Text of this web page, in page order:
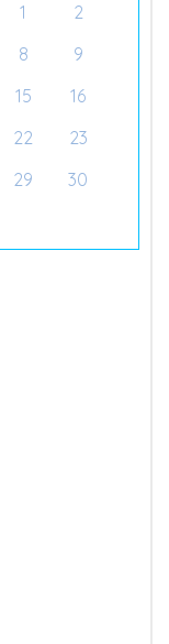
1
2
8
9
15
16
22
23
29 30